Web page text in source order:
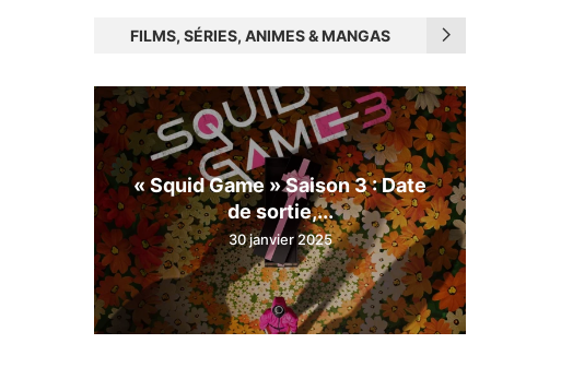
FILMS, SÉRIES, ANIMES & MANGAS
« Squid Game » Saison 3 : Date
de sortie,...
30 janvier 2025